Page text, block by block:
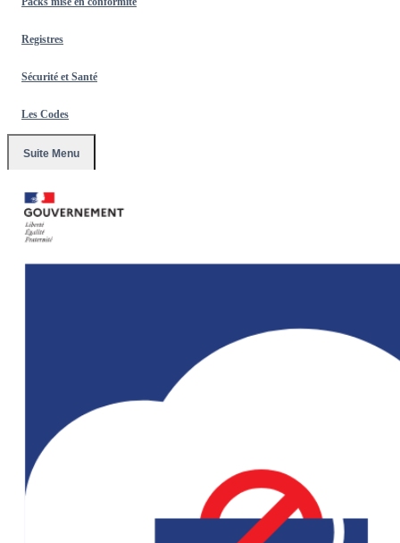
Registres
Sécurité et Santé
Les Codes
Suite Menu
Sans Tabac